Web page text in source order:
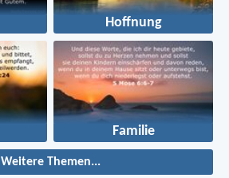
Hoffnung
Familie
Weitere Themen...